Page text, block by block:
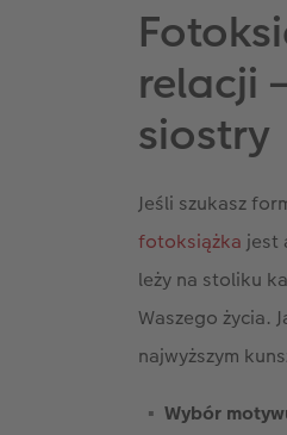
relacji
siostry
Jeśli szukasz
fotoksiążka jest
leży na stoliku
Waszego życia.
najwyższym
Wybór